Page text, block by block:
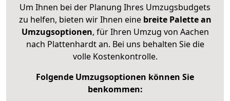
Um Ihnen bei der Planung Ihres Umzugsbudgets
zu helfen, bieten wir Ihnen eine breite Palette an
Umzugsoptionen, für Ihren Umzug von Aachen
nach Plattenhardt an. Bei uns behalten Sie die
volle Kostenkontrolle.
Folgende Umzugsoptionen können Sie
benkommen: